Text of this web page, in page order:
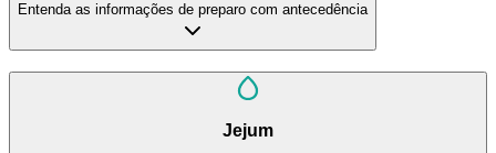
Entenda as informações de preparo com antecedência
Jejum